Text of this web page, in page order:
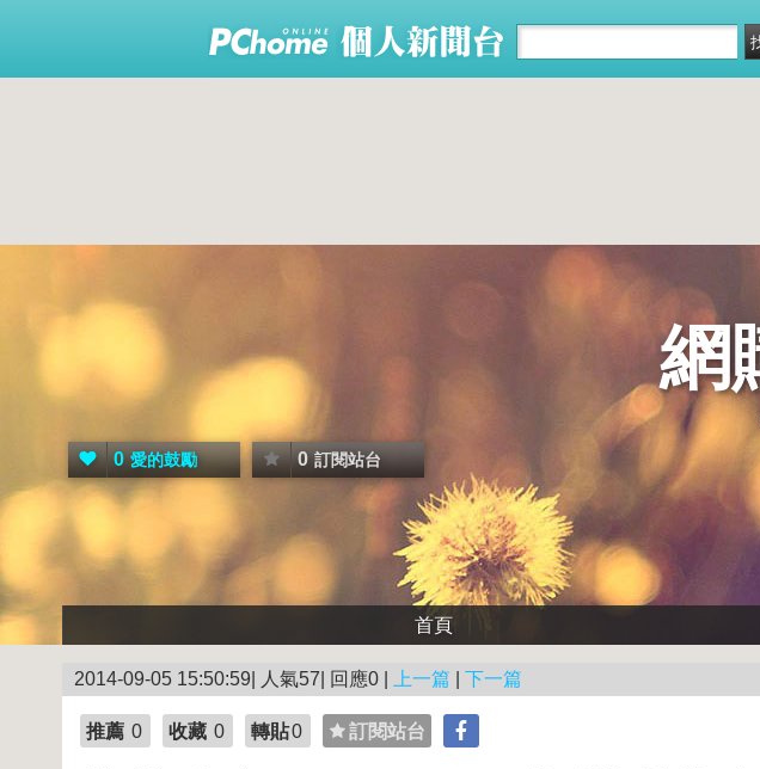
網
0 愛的鼓勵 0 訂閱站台
首頁
2014-09-05 15:50:59| 人氣57| 回應0 | 上一篇 下一篇
推薦 0 收藏 0 轉貼0 訂閱站台